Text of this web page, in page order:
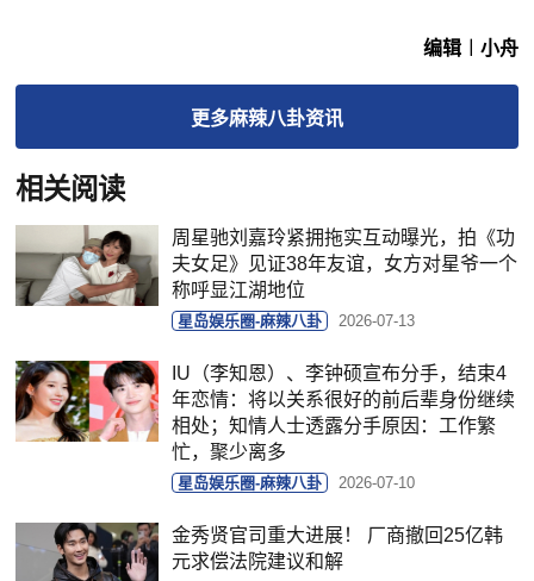
编辑︱小舟
更多麻辣八卦资讯
相关阅读
周星驰刘嘉玲紧拥拖实互动曝光，拍《功
夫女足》见证38年友谊，女方对星爷一个
称呼显江湖地位
星岛娱乐圈-麻辣八卦 2026-07-13
IU（李知恩）、李钟硕宣布分手，结束4
年恋情：将以关系很好的前后辈身份继续
相处；知情人士透露分手原因：工作繁
忙，聚少离多
星岛娱乐圈-麻辣八卦 2026-07-10
金秀贤官司重大进展！ 厂商撤回25亿韩
元求偿法院建议和解